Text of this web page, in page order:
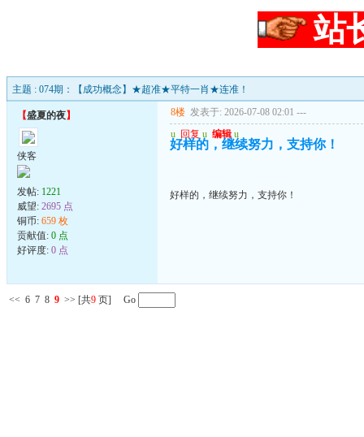
站
主题 : 074期：【成功概念】★超准★平特一肖★连准！
【盛夏的夜】
侠客
发帖: 1221
威望: 2695 点
铜币: 659 枚
贡献值: 0 点
好评度: 0 点
8楼 发表于: 2026-07-08 02:01 ---
u 回复 u 编辑 u
好样的，继续努力，支持你！
好样的，继续努力，支持你！
<< 6 7 8 9 >> [共9 页] Go